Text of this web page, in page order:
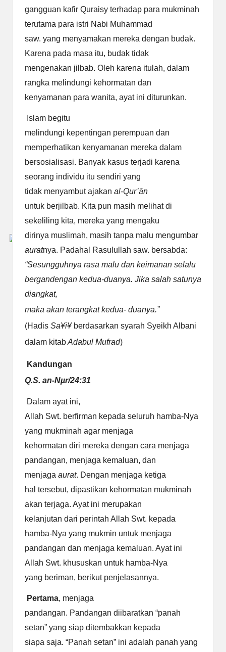
gangguan kafir Quraisy terhadap para mukminah
terutama para istri Nabi Muhammad
saw. yang menyamakan mereka dengan budak.
Karena pada masa itu, budak tidak
mengenakan jilbab. Oleh karena itulah, dalam
rangka melindungi kehormatan dan
kenyamanan para wanita, ayat ini diturunkan.
Islam begitu
melindungi kepentingan perempuan dan
memperhatikan kenyamanan mereka dalam
bersosialisasi. Banyak kasus terjadi karena
seorang individu itu sendiri yang
tidak menyambut ajakan al-Qur’ān
untuk berjilbab. Kita pun masih melihat di
sekeliling kita, mereka yang mengaku
dirinya muslimah, masih tanpa malu mengumbar
auratnya. Padahal Rasulullah saw. bersabda:
“Sesungguhnya rasa malu dan keimanan selalu
bergandengan kedua-duanya. Jika salah satunya
diangkat,
maka akan terangkat kedua- duanya.”
(Hadis Sa¥i¥ berdasarkan syarah Syeikh Albani
dalam kitabAdabul Mufrad)
Kandungan
Q.S. an-Nµr/24:31
Dalam ayat ini,
Allah Swt. berfirman kepada seluruh hamba-Nya
yang mukminah agar menjaga
kehormatan diri mereka dengan cara menjaga
pandangan, menjaga kemaluan, dan
menjaga aurat. Dengan menjaga ketiga
hal tersebut, dipastikan kehormatan mukminah
akan terjaga. Ayat ini merupakan
kelanjutan dari perintah Allah Swt. kepada
hamba-Nya yang mukmin untuk menjaga
pandangan dan menjaga kemaluan. Ayat ini
Allah Swt. khususkan untuk hamba-Nya
yang beriman, berikut penjelasannya.
Pertama, menjaga
pandangan. Pandangan diibaratkan “panah
setan” yang siap ditembakkan kepada
siapa saja. “Panah setan” ini adalah panah yang